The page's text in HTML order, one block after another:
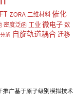
ZORA 二维材料 催化
密度泛函 工业 微电子 数
解 自旋轨道耦合迁移
推广基于原子级别模拟技术